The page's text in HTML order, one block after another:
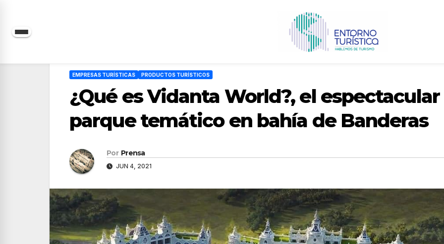
Saltar
EMPRESAS TURÍSTICAS PRODUCTOS TURÍSTICOS
¿Qué es Vidanta World?, el espectacular
parque temático en bahía de Banderas
Por Prensa
JUN 4, 2021